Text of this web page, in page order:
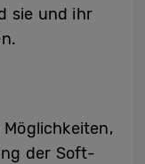
sie und ihr
der Soft-